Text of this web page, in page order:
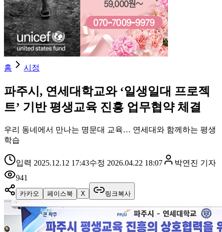
홈 시정
파주시, 연세대학교와 ‘일생일대 프로젝
트’ 기반 평생교육 진흥 업무협약 체결
우리 동네에서 만나는 명문대 교육… 연세대와 함께하는 평생
학습
입력 2025.12.12 17:43수정 2026.04.22 18:07 박연진 기자
941
카카오 페이스북 X 링크복사